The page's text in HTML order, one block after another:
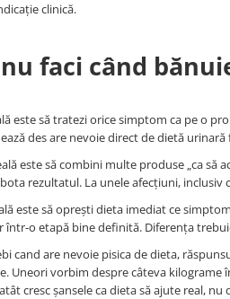
clinică.
nu faci când
este să tratezi orice simptom ca pe o
des are nevoie direct de dietă
este să combini multe produse „ca să
rezultatul. La unele afecțiuni, inclusiv
este să oprești dieta imediat ce
într-o etapă bine definită. Diferența
cand are nevoie pisica de dieta,
Uneori vorbim despre câteva kilograme
cresc șansele ca dieta să ajute real,